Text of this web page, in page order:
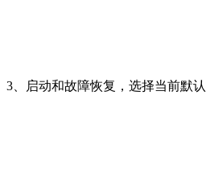
3、启动和故障恢复，选择当前默